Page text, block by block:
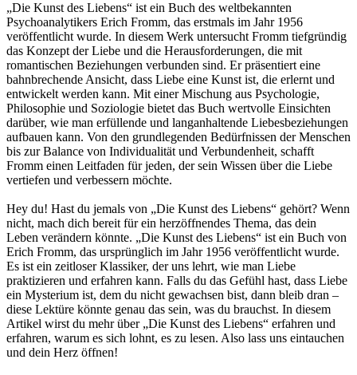
„Die Kunst des Liebens“ ist ein Buch des weltbekannten
Psychoanalytikers Erich Fromm, das erstmals im Jahr 1956
veröffentlicht wurde. In diesem Werk untersucht Fromm tiefgründig
das Konzept der Liebe und die Herausforderungen, die mit
romantischen Beziehungen verbunden sind. Er präsentiert eine
bahnbrechende Ansicht, dass Liebe eine Kunst ist, die erlernt und
entwickelt werden kann. Mit einer Mischung aus Psychologie,
Philosophie und Soziologie bietet das Buch wertvolle Einsichten
darüber, wie man erfüllende und langanhaltende Liebesbeziehungen
aufbauen kann. Von den grundlegenden Bedürfnissen der Menschen
bis zur Balance von Individualität und Verbundenheit, schafft
Fromm einen Leitfaden für jeden, der sein Wissen über die Liebe
vertiefen und verbessern möchte.
Hey du! Hast du jemals von „Die Kunst des Liebens“ gehört? Wenn
nicht, mach dich bereit für ein herzöffnendes Thema, das dein
Leben verändern könnte. „Die Kunst des Liebens“ ist ein Buch von
Erich Fromm, das ursprünglich im Jahr 1956 veröffentlicht wurde.
Es ist ein zeitloser Klassiker, der uns lehrt, wie man Liebe
praktizieren und erfahren kann. Falls du das Gefühl hast, dass Liebe
ein Mysterium ist, dem du nicht gewachsen bist, dann bleib dran –
diese Lektüre könnte genau das sein, was du brauchst. In diesem
Artikel wirst du mehr über „Die Kunst des Liebens“ erfahren und
erfahren, warum es sich lohnt, es zu lesen. Also lass uns eintauchen
und dein Herz öffnen!